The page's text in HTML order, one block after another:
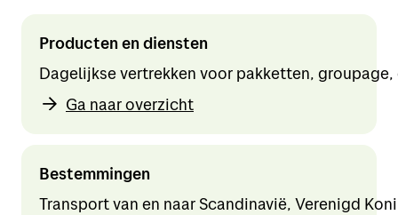
Letland
Portugal
Producten en diensten
Dagelijkse vertrekken voor pakketten,
Ga naar overzicht
Bestemmingen
Transport van en naar Scandinavië, Verenigd